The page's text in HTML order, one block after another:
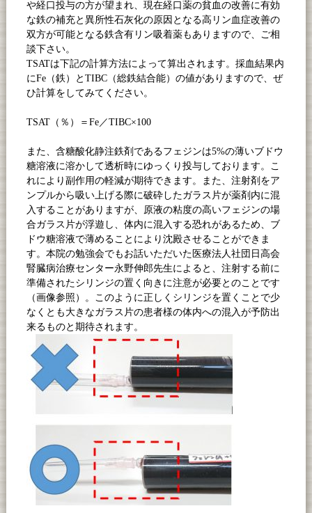
や経口投与の方が望まれ、現在経口薬の貧血の改善に有効
な鉄の補充と異所性石灰化の原因となる高リン血症改善の
双方が可能となる鉄含有リン吸着薬もありますので、ご相
談下さい。
TSATは下記の計算方法によって算出されます。採血結果内
にFe （鉄）とTIBC （総鉄結合能）の値がありますので、ぜ
ひ計算をしてみてください。
TSAT（％）＝Fe／TIBC×100
また、含糖酸化静注鉄剤であるフェジンは5%の薄いブドウ
糖溶液に溶かして透析時にゆっくり投与しております。こ
れにより副作用の軽減が期待できます。また、注射剤をア
ンプルから吸い上げる際に破砕したガラス片が薬剤内に混
入することがありますが、原液の粘度の高いフェジンの場
合ガラス片が浮遊し、体内に混入する恐れがあるため、ブ
ドウ糖溶液で薄めることにより沈殿させることができま
す。本院の勉強会でもお話いただいた医療法人社団日高会
腎臓病治療センター永野伸郎先生によると、注射する前に
準備されたシリンジの置く向きに注意が必要とのことです
（画像参照）。このように正しくシリンジを置くことで少
なくとも大きなガラス片の患者様の体内への混入が予防出
来るものと期待されます。